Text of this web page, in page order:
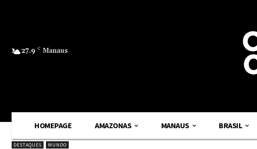
27.9 C Manaus
HOMEPAGE AMAZONAS MANAUS BRASIL
DESTAQUES MUNDO